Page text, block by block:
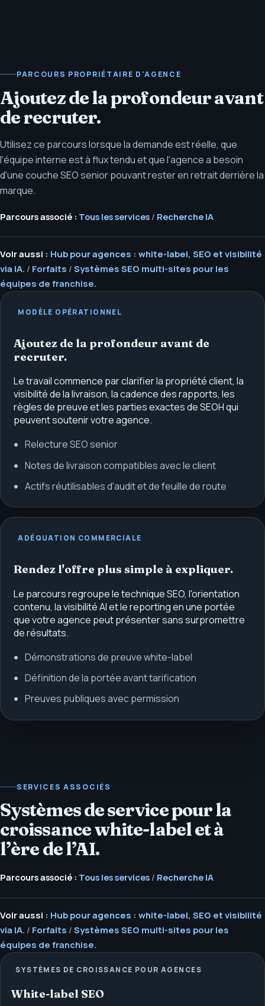
PARCOURS PROPRIÉTAIRE D'AGENCE
Ajoutez de la profondeur avant
de recruter.
Utilisez ce parcours lorsque la demande est réelle, que
l'équipe interne est à flux tendu et que l'agence a besoin
d'une couche SEO senior pouvant rester en retrait derrière la
marque.
Parcours associé : Tous les services / Recherche IA
Voir aussi : Hub pour agences : white-label, SEO et visibilité
via IA. / Forfaits / Systèmes SEO multi-sites pour les
équipes de franchise.
MODÈLE OPÉRATIONNEL
Ajoutez de la profondeur avant de
recruter.
Le travail commence par clarifier la propriété client, la
visibilité de la livraison, la cadence des rapports, les
règles de preuve et les parties exactes de SEOH qui
peuvent soutenir votre agence.
Relecture SEO senior
Notes de livraison compatibles avec le client
Actifs réutilisables d'audit et de feuille de route
ADÉQUATION COMMERCIALE
Rendez l'offre plus simple à expliquer.
Le parcours regroupe le technique SEO, l'orientation
contenu, la visibilité AI et le reporting en une portée
que votre agence peut présenter sans surpromettre
de résultats.
Démonstrations de preuve white-label
Définition de la portée avant tarification
Preuves publiques avec permission
SERVICES ASSOCIÉS
Systèmes de service pour la
croissance white-label et à
l’ère de l’AI.
Parcours associé : Tous les services / Recherche IA
Voir aussi : Hub pour agences : white-label, SEO et visibilité
via IA. / Forfaits / Systèmes SEO multi-sites pour les
équipes de franchise.
SYSTÈMES DE CROISSANCE POUR AGENCES
White-label SEO